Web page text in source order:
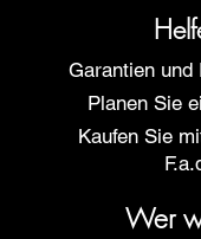
Garantien und
Planen Sie
Kaufen Sie
Wer